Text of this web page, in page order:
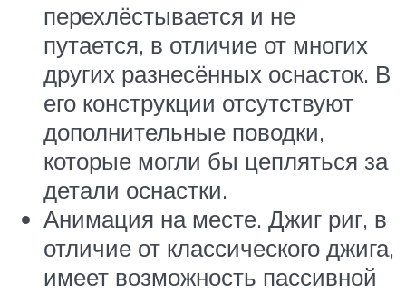
перехлёстывается и не
путается, в отличие от многих
других разнесённых оснасток. В
его конструкции отсутствуют
дополнительные поводки,
которые могли бы цепляться за
детали оснастки.
Анимация на месте. Джиг риг, в
отличие от классического джига,
имеет возможность пассивной